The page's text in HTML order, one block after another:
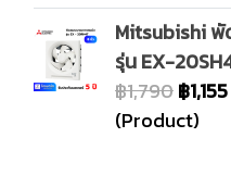
Mitsubishi
รุ่น EX-
฿1,790฿1,155
(Product)